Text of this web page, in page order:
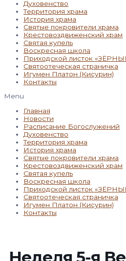
Духовенство
Территория храма
История храма
Святые покровители храма
Крестовоздвиженский храм
Святая купель
Воскресная школа
Приходской листок
Святоотеческая страничка
Игумен Платон (Кисурин)
Контакты
Menu
Главная
Новости
Расписание Богослужений
Духовенство
Территория храма
История храма
Святые покровители храма
Крестовоздвиженский храм
Святая купель
Воскресная школа
Приходской листок
Святоотеческая страничка
Игумен Платон (Кисурин)
Контакты
Неделя 5-я